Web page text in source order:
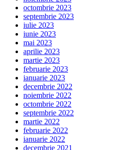
octombrie 2023
septembrie 2023
iulie 2023
iunie 2023
mai 2023
aprilie 2023
martie 2023
februarie 2023
ianuarie 2023
decembrie 2022
noiembrie 2022
octombrie 2022
septembrie 2022
martie 2022
februarie 2022
ianuarie 2022
decembrie 2021